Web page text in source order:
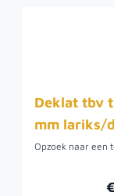
Deklat tbv
mm lariks/